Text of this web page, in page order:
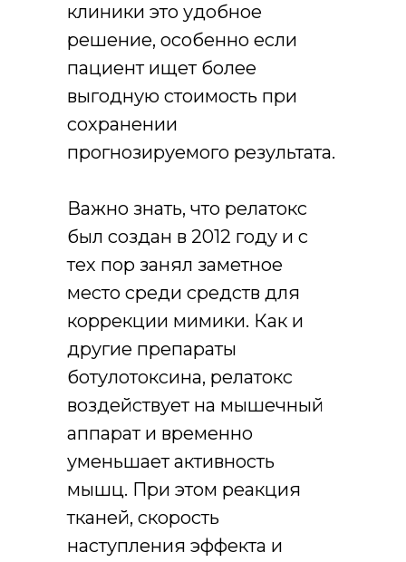
клиники это удобное
решение, особенно если
пациент ищет более
выгодную стоимость при
сохранении
прогнозируемого результата.
Важно знать, что релатокс
был создан в 2012 году и с
тех пор занял заметное
место среди средств для
коррекции мимики. Как и
другие препараты
ботулотоксина, релатокс
воздействует на мышечный
аппарат и временно
уменьшает активность
мышц. При этом реакция
тканей, скорость
наступления эффекта и